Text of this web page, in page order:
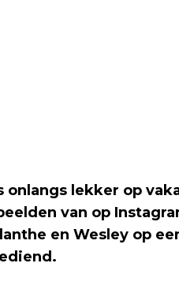
onlangs lekker op
van op
en Wesley op